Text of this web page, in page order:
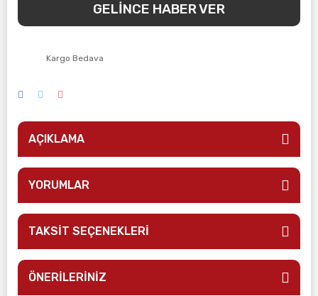
GELİNCE HABER VER
Kargo Bedava
AÇIKLAMA
YORUMLAR
TAKSİT SEÇENEKLERİ
ÖNERİLERİNİZ